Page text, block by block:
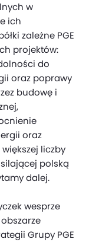
w
ich
zależne PGE
projektów:
do
oraz poprawy
budowę i
oraz
liczby
polską
dalej.
wesprze
Grupy PGE